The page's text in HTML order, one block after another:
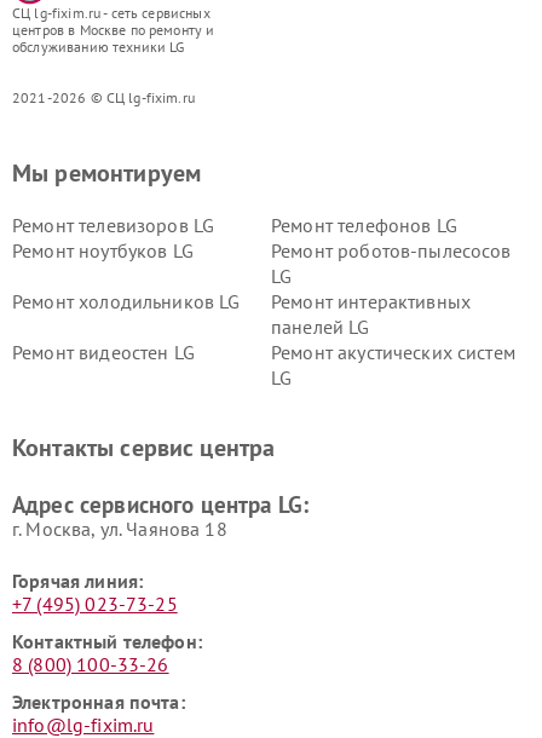
СЦ lg-fixim.ru - сеть сервисных
центров в Москве по ремонту и
обслуживанию техники LG
2021-2026 © СЦ lg-fixim.ru
Мы ремонтируем
Ремонт телевизоров LG
Ремонт телефонов LG
Ремонт ноутбуков LG
Ремонт роботов-пылесосов
LG
Ремонт холодильников LG
Ремонт интерактивных
панелей LG
Ремонт видеостен LG
Ремонт акустических систем
LG
Ремонт морозильных камер
Ремонт вертикальных
Контакты сервис центра
Адрес сервисного центра LG:
г. Москва, ул. Чаянова 18
Горячая линия:
+7 (495) 023-73-25
Контактный телефон:
8 (800) 100-33-26
Электронная почта:
info@lg-fixim.ru